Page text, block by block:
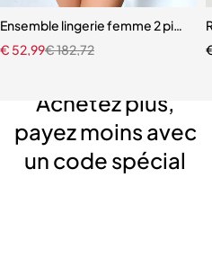
Ensemble lingerie femme 2 pièces
€182,72
€ 52,99
Achetez plus,
payez moins avec
un code spécial